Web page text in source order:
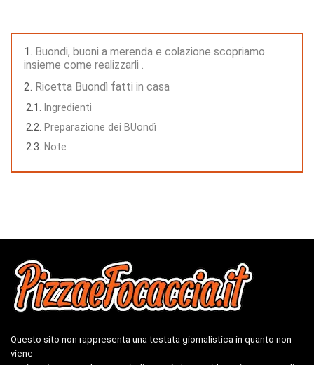
Buondi, buoni a merenda e colazione scopriamo
insieme come realizzarli .
Ricetta Buondì fatti in casa
Ingredienti
Preparazione dei BUondì
Note
Questo sito non rappresenta una testata giornalistica in quanto non
viene